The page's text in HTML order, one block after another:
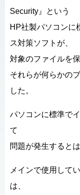
Security』という
HP社製パソコンに
ス対策ソフトが、
対象のファイルを
それらが何らかの
した。
パソコンに標準で
て
問題が発生すると
メインで使用して
は、